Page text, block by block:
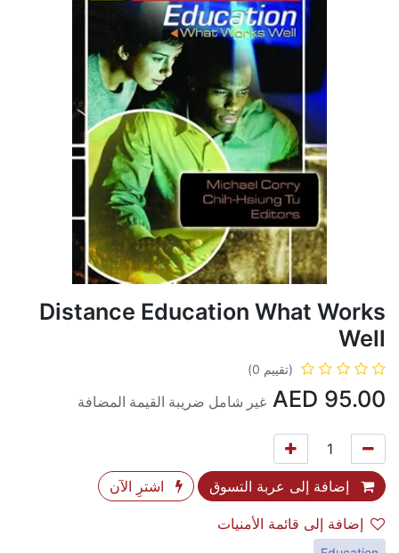
Distance Education What Works
Well
(تقييم 0)
95.00 غير شامل ضريبة القيمة المضافة
إضافة إلى عربة التسوق اشترِ الآن
إضافة إلى قائمة الأمنيات